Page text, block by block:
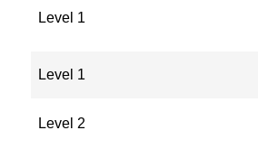
Level 1
Level 1
Level 2